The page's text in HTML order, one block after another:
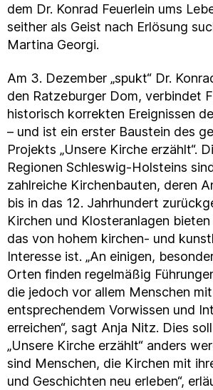
dem Dr. Konrad Feuerlein ums
seither als Geist nach Erlösung
Martina Georgi.
Am 3. Dezember „spukt“ Dr.
den Ratzeburger Dom, verbindet
historisch korrekten Ereignissen
– und ist ein erster Baustein des
Projekts „Unsere Kirche erzählt“.
Regionen Schleswig-Holsteins
zahlreiche Kirchenbauten, deren
bis in das 12. Jahrhundert
Kirchen und Klosteranlagen
das von hohem kirchen- und
Interesse ist. „An einigen,
Orten finden regelmäßig
die jedoch vor allem Menschen mit
entsprechendem Vorwissen und
erreichen“, sagt Anja Nitz. Dies
„Unsere Kirche erzählt“ anders
sind Menschen, die Kirchen mit
und Geschichten neu erleben“,